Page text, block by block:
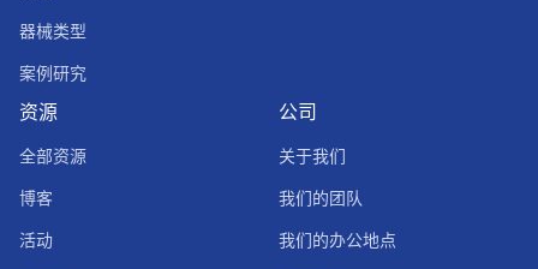
器械类型
案例研究
资源
全部资源
博客
活动
公司
关于我们
我们的团队
我们的办公地点